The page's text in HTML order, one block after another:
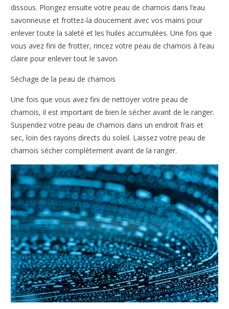
dissous. Plongez ensuite votre peau de chamois dans l’eau
savonneuse et frottez-la doucement avec vos mains pour
enlever toute la saleté et les huiles accumulées. Une fois que
vous avez fini de frotter, rincez votre peau de chamois à l’eau
claire pour enlever tout le savon.
Séchage de la peau de chamois
Une fois que vous avez fini de nettoyer votre peau de
chamois, il est important de bien le sécher avant de le ranger.
Suspendez votre peau de chamois dans un endroit frais et
sec, loin des rayons directs du soleil. Laissez votre peau de
chamois sécher complètement avant de la ranger.